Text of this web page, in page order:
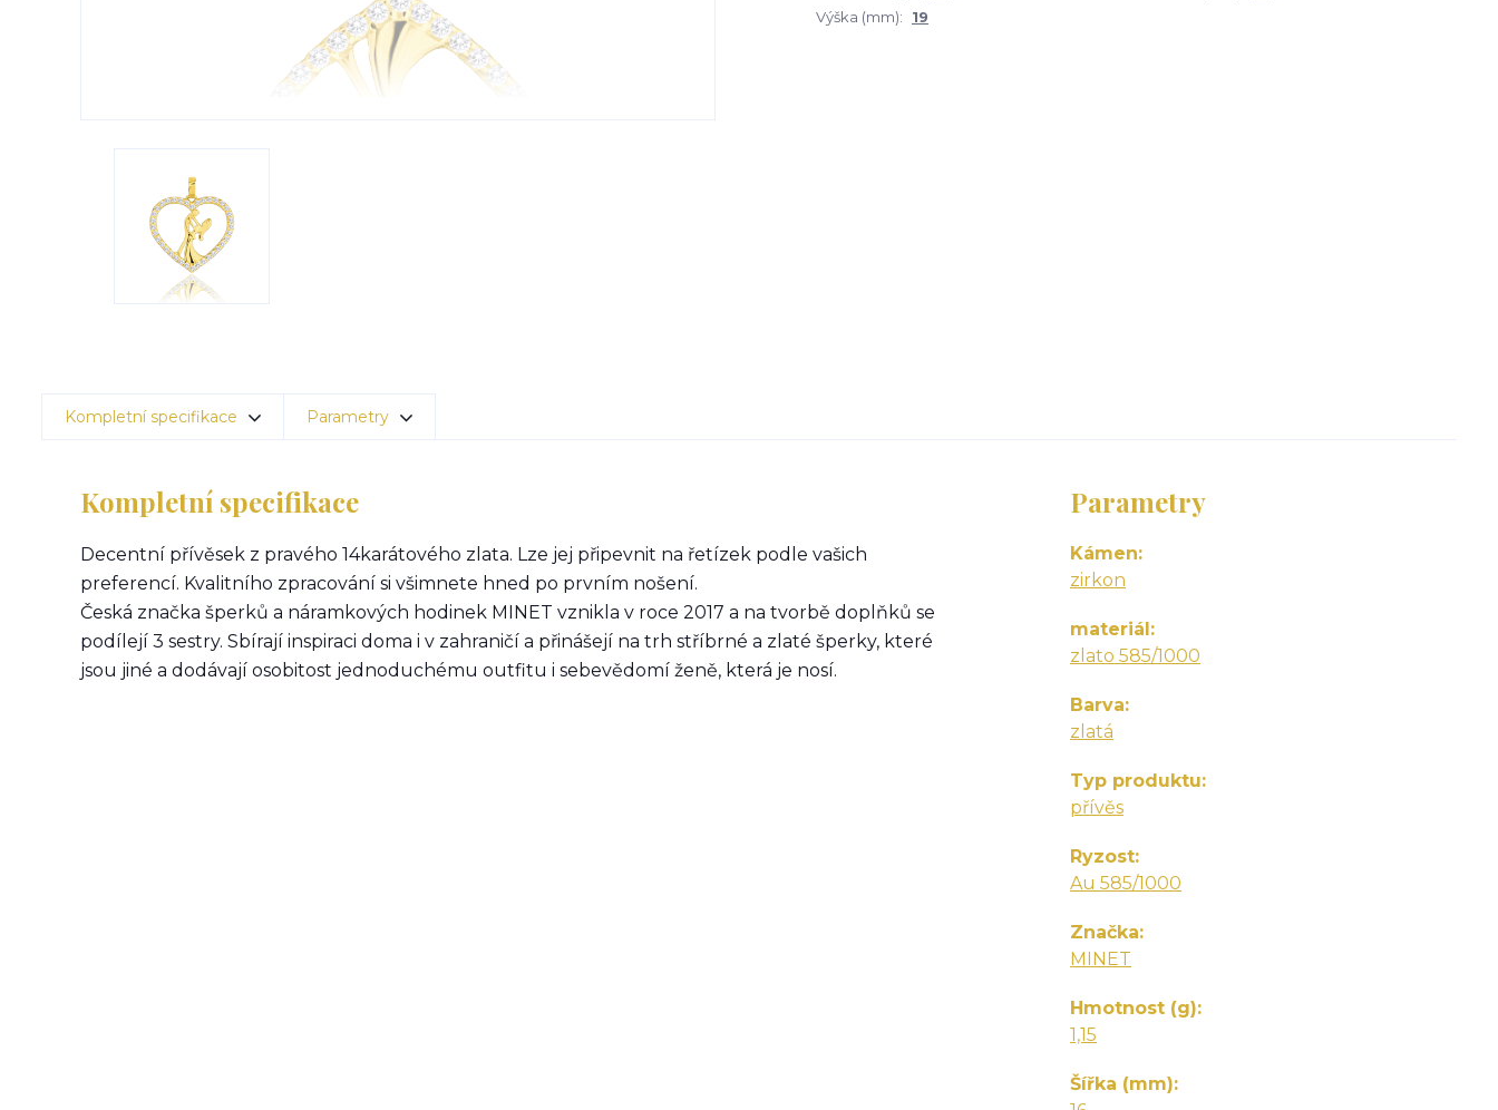
Výška (mm):
19
Kompletní specifikace Parametry
Kompletní specifikace
Decentní přívěsek z pravého 14karátového zlata. Lze jej připevnit na řetízek podle vašich
preferencí. Kvalitního zpracování si všimnete hned po prvním nošení.
Česká značka šperků a náramkových hodinek MINET vznikla v roce 2017 a na tvorbě doplňků se
podílejí 3 sestry. Sbírají inspiraci doma i v zahraničí a přinášejí na trh stříbrné a zlaté šperky, které
jsou jiné a dodávají osobitost jednoduchému outfitu i sebevědomí ženě, která je nosí.
Parametry
Kámen
zirkon
materiál
zlato 585/1000
Barva
zlatá
Typ produktu
přívěs
Ryzost
Au 585/1000
Značka
MINET
Hmotnost (g)
1,15
Šířka (mm)